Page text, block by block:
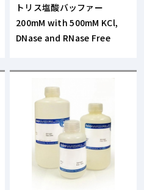
トリス塩酸バッファー
200mM with 500mM KCl,
DNase and RNase Free